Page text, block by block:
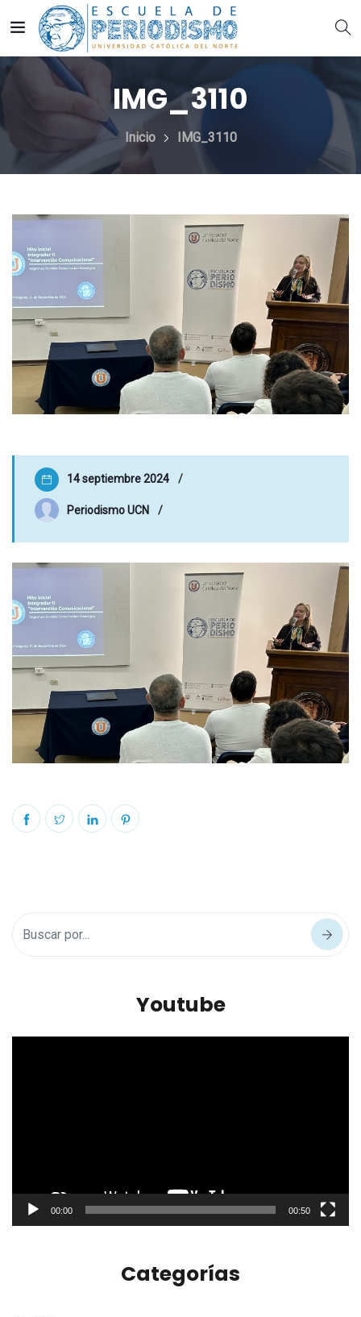
IMG_3110
Inicio IMG_3110
14 septiembre 2024
Periodismo UCN
Youtube
00:00 00:50
Categorías